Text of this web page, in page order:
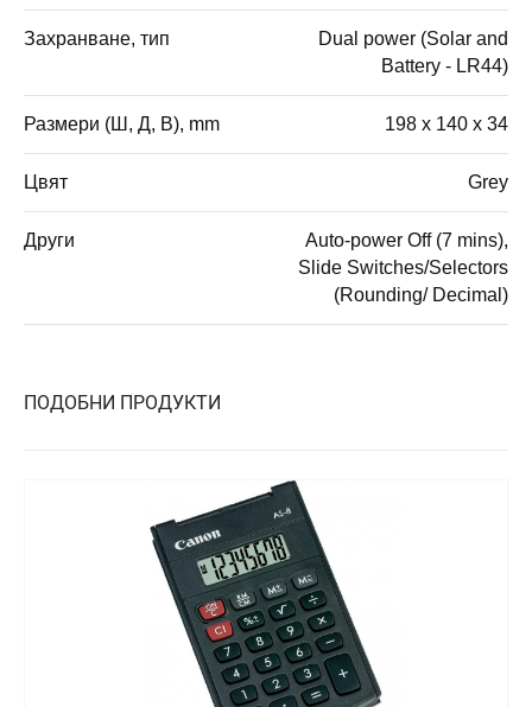
Захранване, тип
Dual power (Solar and
Battery - LR44)
Размери (Ш, Д, В), mm 198 x 140 x 34
Цвят Grey
Други
Auto-power Off (7 mins),
Slide Switches/Selectors
(Rounding/ Decimal)
ПОДОБНИ ПРОДУКТИ